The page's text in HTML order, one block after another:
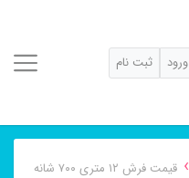
ورود ثبت نام
› قیمت فرش ۱۲ متری ۷۰۰ شانه